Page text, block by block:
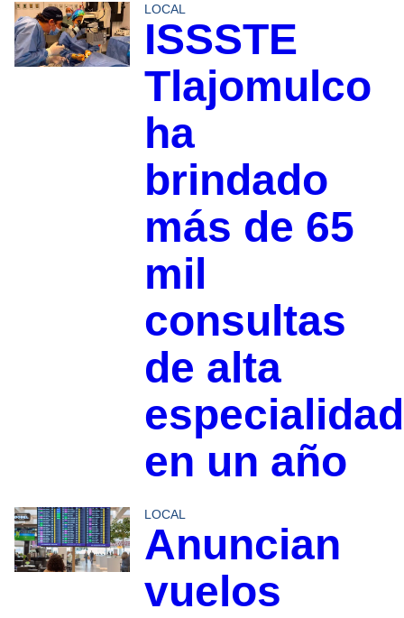
LOCAL
ISSSTE
Tlajomulco
ha
brindado
más de 65
mil
consultas
de alta
especialidad
en un año
LOCAL
Anuncian
vuelos